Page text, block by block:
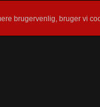
brugervenlig, bruger vi